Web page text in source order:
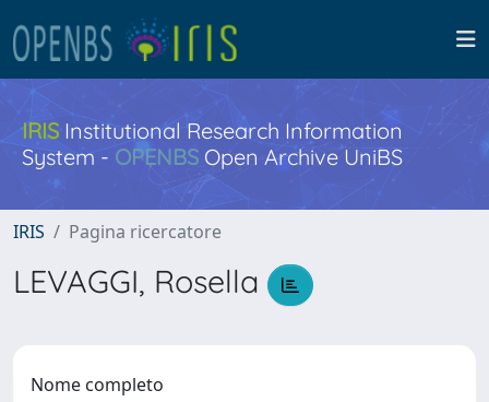
IRISInstitutional Research Information
System - OPENBS Open Archive UniBS
IRIS Pagina ricercatore
LEVAGGI, Rosella
Nome completo